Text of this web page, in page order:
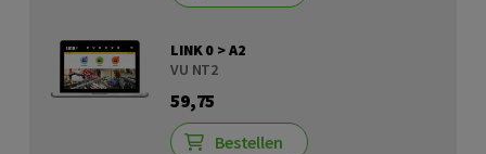
LINK 0 > A2
VU NT2
59,75
Bestellen